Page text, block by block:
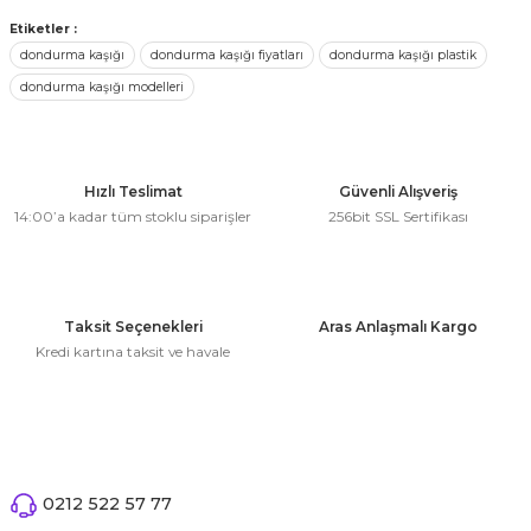
Objeler
Çorap
Bu ürünün fiyat bilgisi, resim, ürün açıklamalarında ve diğer
konularda yetersiz gördüğünüz noktaları öneri formunu
kullanarak tarafımıza iletebilirsiniz.
Görüş ve önerileriniz için teşekkür ederiz.
Ürün açıklamasında eksik bilgiler bulunuyor.
Ürün bilgilerinde hatalar bulunuyor.
Etiketler :
dondurma kaşığı
dondurma kaşığı fiyatları dondurma kaşığı plastik
dondurma kaşığı modelleri
Hızlı Teslimat
14:00’a kadar tüm stoklu siparişler
Güvenli Alışveriş
256bit SSL Sertifikası
Taksit Seçenekleri
Kredi kartına taksit ve havale
Aras Anlaşmalı Kargo
0212 522 57 77